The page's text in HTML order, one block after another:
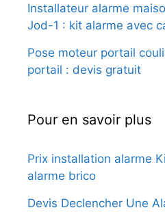
Installateur alarme
Jod-1 : kit alarme avec
Pose moteur portail
portail : devis gratuit
Pour en savoir plus
Prix installation alarme
alarme brico
Devis Declencher Une